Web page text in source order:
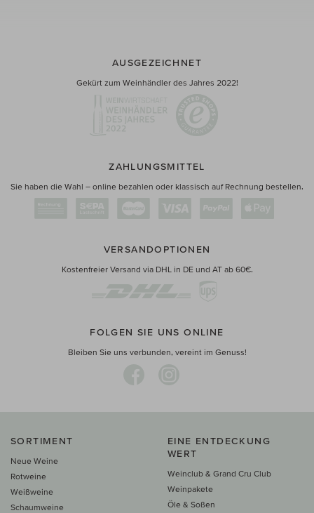
AUSGEZEICHNET
Gekürt zum Weinhändler des Jahres 2022!
ZAHLUNGSMITTEL
Sie haben die Wahl – online bezahlen oder klassisch auf Rechnung bestellen.
VERSANDOPTIONEN
Kostenfreier Versand via DHL in DE und AT ab 60€.
FOLGEN SIE UNS ONLINE
Bleiben Sie uns verbunden, vereint im Genuss!
SORTIMENT
Neue Weine
Rotweine
Weißweine
Schaumweine
EINE ENTDECKUNG
WERT
Weinclub & Grand Cru Club
Weinpakete
Öle & Soßen